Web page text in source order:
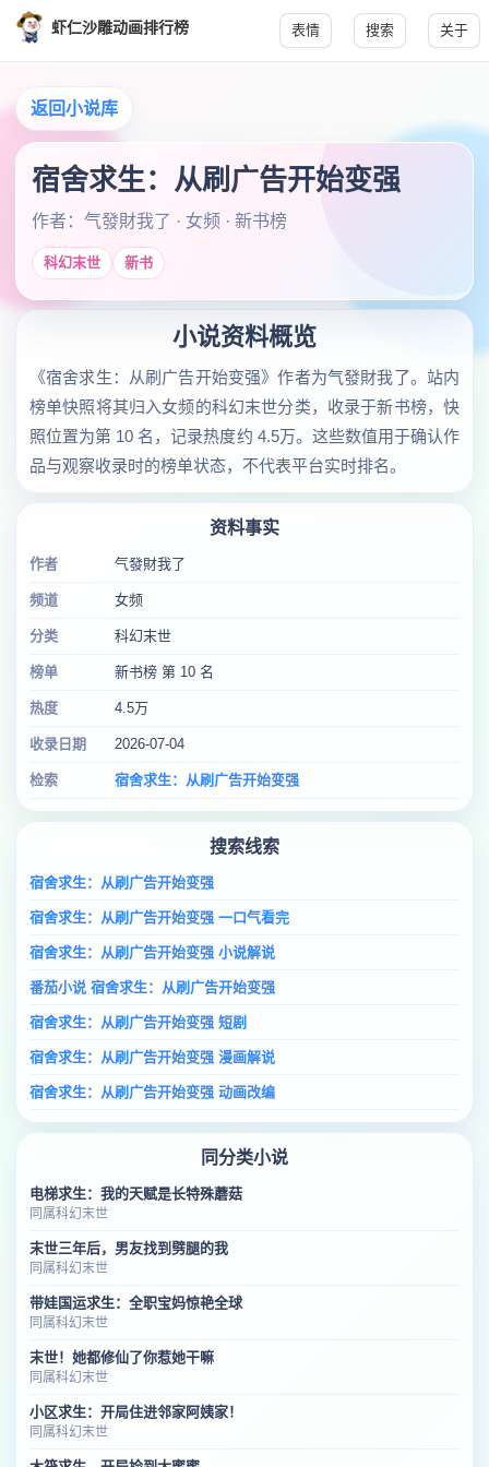
虾仁沙雕动画排行榜 表情 搜索 关于
返回小说库
宿舍求生：从刷广告开始变强
作者：气發財我了 · 女频 · 新书榜
科幻末世 新书
小说资料概览
《宿舍求生：从刷广告开始变强》作者为气發財我了。站内
榜单快照将其归入女频的科幻末世分类，收录于新书榜，快
照位置为第 10 名，记录热度约 4.5万。这些数值用于确认作
品与观察收录时的榜单状态，不代表平台实时排名。
资料事实
作者 气發財我了
频道 女频
分类 科幻末世
榜单 新书榜 第 10 名
热度 4.5万
收录日期 2026-07-04
检索 宿舍求生：从刷广告开始变强
搜索线索
宿舍求生：从刷广告开始变强
宿舍求生：从刷广告开始变强 一口气看完
宿舍求生：从刷广告开始变强 小说解说
番茄小说 宿舍求生：从刷广告开始变强
宿舍求生：从刷广告开始变强 短剧
宿舍求生：从刷广告开始变强 漫画解说
宿舍求生：从刷广告开始变强 动画改编
同分类小说
电梯求生：我的天赋是长特殊蘑菇
同属科幻末世
末世三年后，男友找到劈腿的我
同属科幻末世
带娃国运求生：全职宝妈惊艳全球
同属科幻末世
末世！她都修仙了你惹她干嘛
同属科幻末世
小区求生：开局住进邻家阿姨家！
同属科幻末世